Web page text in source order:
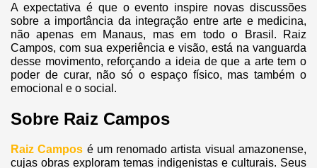
A expectativa é que o evento inspire novas discussões
sobre a importância da integração entre arte e medicina,
não apenas em Manaus, mas em todo o Brasil. Raiz
Campos, com sua experiência e visão, está na vanguarda
desse movimento, reforçando a ideia de que a arte tem o
poder de curar, não só o espaço físico, mas também o
emocional e o social.
Sobre Raiz Campos
Raiz Campos é um renomado artista visual amazonense,
cujas obras exploram temas indigenistas e culturais. Seus